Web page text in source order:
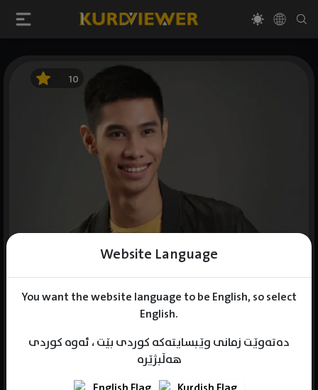
Website Language
You want the website language to be English, so select
English.
دەتەوێت زمانی وێبسایتەکە کوردی بێت ، ئەوە کوردی
هەڵبژێرە
10